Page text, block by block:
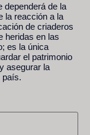
dependerá de la
la reacción a la
de criaderos
heridas en las
es la única
el patrimonio
asegurar la
país.